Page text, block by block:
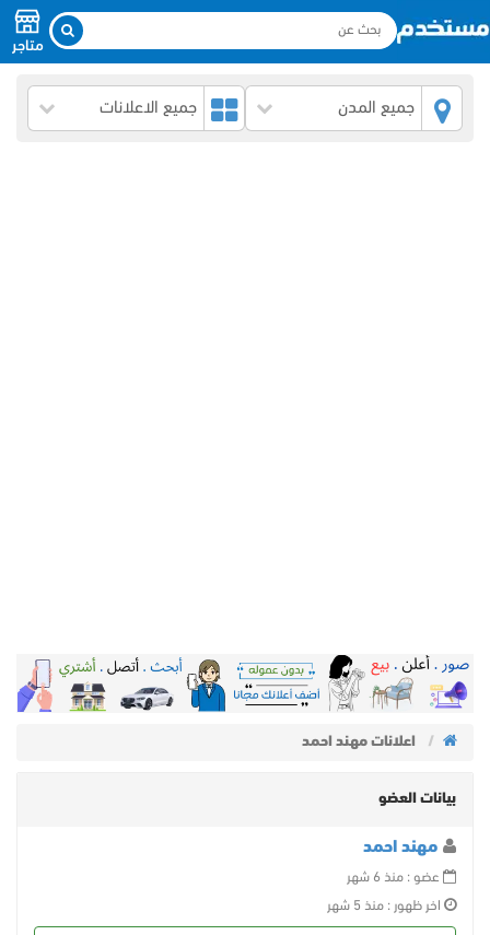
متاجر
جميع المدن جميع الاعلانات
اعلانات مهند احمد
بيانات العضو
مهند احمد
عضو : منذ 6 شهر
اخر ظهور : منذ 5 شهر